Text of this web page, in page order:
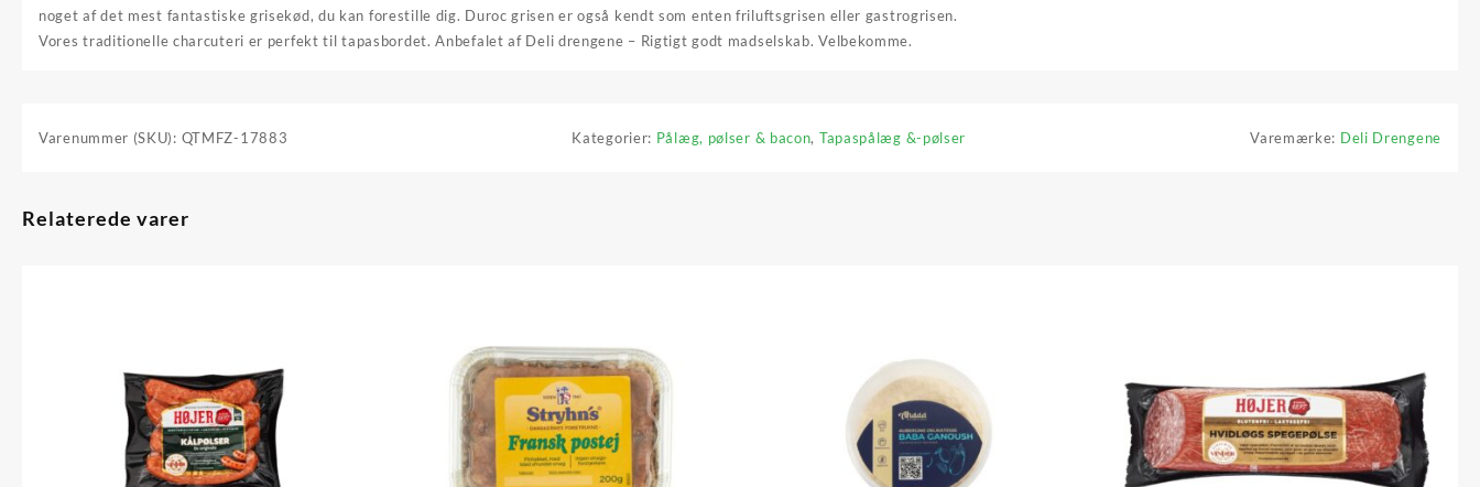
noget af det mest fantastiske grisekød, du kan forestille dig. Duroc grisen er også kendt som enten friluftsgrisen eller gastrogrisen.
Vores traditionelle charcuteri er perfekt til tapasbordet. Anbefalet af Deli drengene – Rigtigt godt madselskab. Velbekomme.
Varenummer (SKU): QTMFZ-17883 Kategorier: Pålæg, pølser & bacon, Tapaspålæg &-pølser Varemærke: Deli Drengene
Relaterede varer